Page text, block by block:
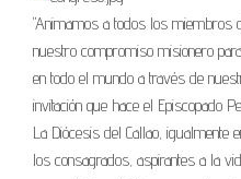
"Animamos a todos los miembros
nuestro compromiso misionero
en todo el mundo a través de
invitación que hace el Episcopado
La Diócesis del Callao, igualmente
los consagrados, aspirantes a la